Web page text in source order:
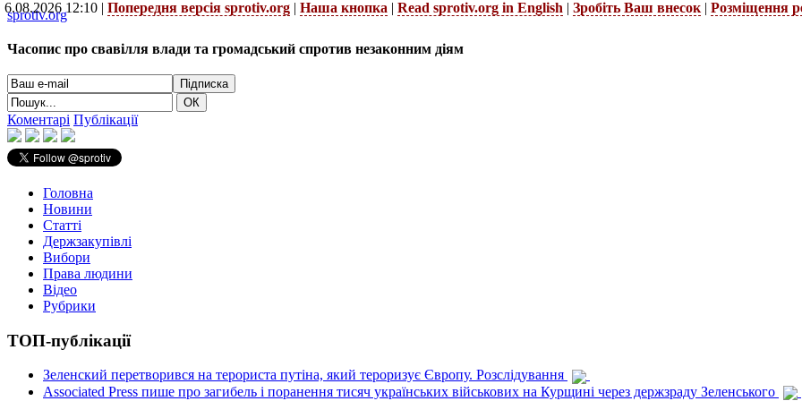
6.08.2026 12:10 | Попередня версія sprotiv.org | Наша кнопка | Read sprotiv.org in English | Зробіть Ваш внесок | Розміщення
sprotiv.org
Часопис про свавілля влади та громадський спротив незаконним діям
Коментарі Публікації
Головна
Новини
Статті
Держзакупівлі
Вибори
Права людини
Відео
Рубрики
ТОП-публікації
Зеленский перетворився на терориста путіна, який тероризує Європу. Розслідування
Associated Press пише про загибель і поранення тисяч українських військових на Курщині через держзраду Зеленського